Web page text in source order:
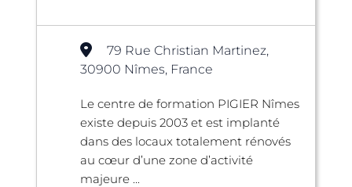
79 Rue Christian Martinez,
30900 Nîmes, France
Le centre de formation PIGIER Nîmes
existe depuis 2003 et est implanté
dans des locaux totalement rénovés
au cœur d’une zone d’activité
majeure ...